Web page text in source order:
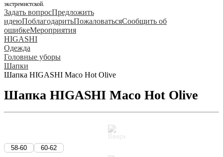
экстремистской.
Задать вопросПредложить
идеюПоблагодаритьПожаловатьсяСообщить об
ошибкеМероприятия
HIGASHI
Одежда
Головные уборы
Шапки
Шапка HIGASHI Maco Hot Olive
Шапка HIGASHI Maco Hot Olive
58-60 60-62